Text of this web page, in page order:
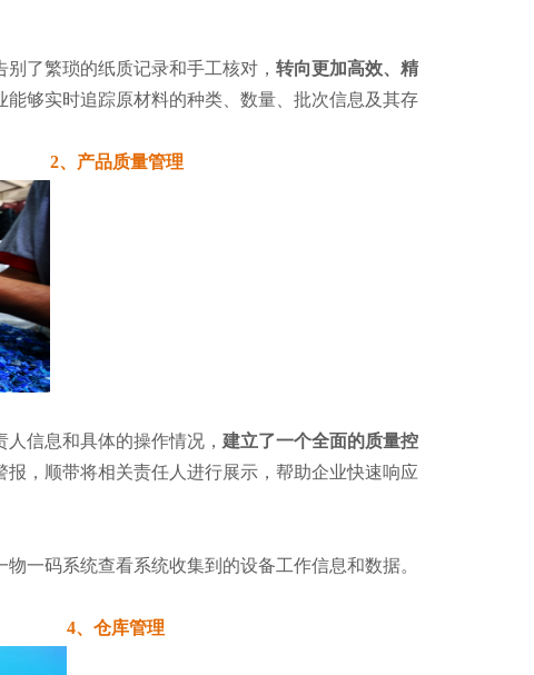
了繁琐的纸质记录和手工核对， 转向更加高效、精
够实时追踪原材料的种类、数量、批次信息及其存
2、产品质量管理
信息和具体的操作情况， 建立了一个全面的质量控
，顺带将相关责任人进行展示，帮助企业快速响应
一码系统查看系统收集到的设备工作信息和数据。
4、仓库管理